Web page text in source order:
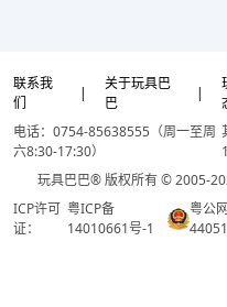
联系我
们
|
关于玩具巴
巴
|
电话：0754-85638555（周一至周
六8:30-17:30）
玩具巴巴® 版权所有 © 2005-
ICP许可
证：
粤ICP备
14010661号-1
粤公